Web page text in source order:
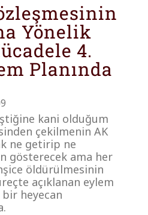
Yönelik
4.
Planında
kani olduğum
çekilmenin AK
ne getirip ne
gösterecek ama her
öldürülmesinin
açıklanan eylem
heyecan